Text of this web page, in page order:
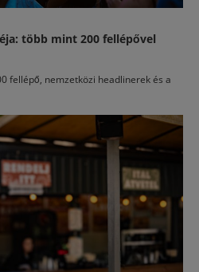
több mint 200 fellépővel
fellépő, nemzetközi headlinerek és a